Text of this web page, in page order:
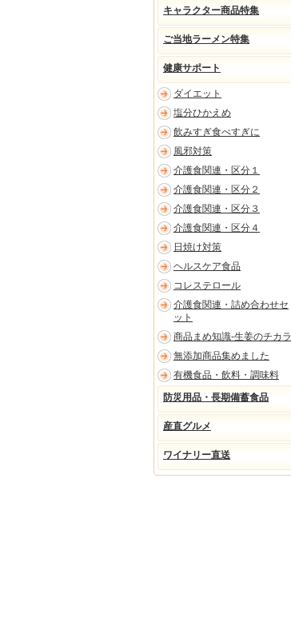
キャラクター商品特集
ご当地ラーメン特集
健康サポート
ダイエット
塩分ひかえめ
飲みすぎ食べすぎに
風邪対策
介護食関連・区分１
介護食関連・区分２
介護食関連・区分３
介護食関連・区分４
日焼け対策
ヘルスケア食品
コレステロール
介護食関連・詰め合わせセ
ット
商品まめ知識-生姜のチカラ
無添加商品集めました
有機食品・飲料・調味料
防災用品・長期備蓄食品
産直グルメ
ワイナリー直送